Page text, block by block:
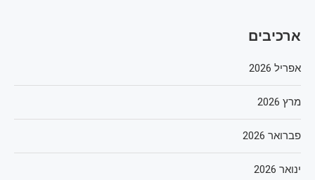
ארכיבים
אפריל 2026
מרץ 2026
פברואר 2026
ינואר 2026